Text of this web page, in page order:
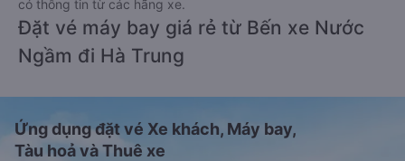
có thông tin từ các hãng xe.
Đặt vé máy bay giá rẻ từ Bến xe Nước
Ngầm đi Hà Trung
Ứng dụng đặt vé Xe khách, Máy bay,
Tàu hoả và Thuê xe